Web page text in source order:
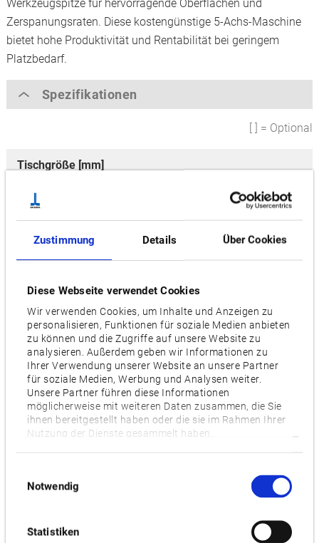
Zustimmung Details Über Cookies
Diese Webseite verwendet Cookies
Wir verwenden Cookies, um Inhalte und Anzeigen zu
personalisieren, Funktionen für soziale Medien anbieten
zu können und die Zugriffe auf unsere Website zu
analysieren. Außerdem geben wir Informationen zu
Ihrer Verwendung unserer Website an unsere Partner
für soziale Medien, Werbung und Analysen weiter.
Unsere Partner führen diese Informationen
möglicherweise mit weiteren Daten zusammen, die Sie
ihnen bereitgestellt haben oder die sie im Rahmen Ihrer
Nutzung der Dienste gesammelt haben.
Notwendig
Statistiken
Werkzeugspitze für hervorragende Oberflächen und
Zerspanungsraten. Diese kostengünstige 5-Achs-Maschine
bietet hohe Produktivität und Rentabilität bei geringem
Platzbedarf.
Spezifikationen
[ ] = Optional
Tischgröße [mm]
15,000
X: 1,050 / Y: 560 / Z: 460
Anzahl Werkzeuge
60
Motor [kW]
22/18.5
Videos / Downloads
GENOS M460V-5AX